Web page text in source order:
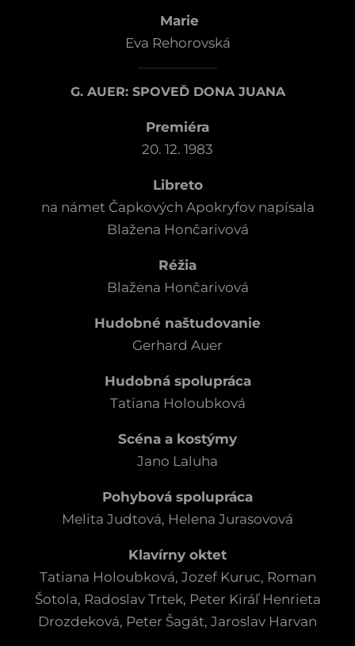
Marie
Eva Rehorovská
G. AUER: SPOVEĎ DONA JUANA
Premiéra
20. 12. 1983
Libreto
na námet Čapkových Apokryfov napísala
Blažena Hončarivová
Réžia
Blažena Hončarivová
Hudobné naštudovanie
Gerhard Auer
Hudobná spolupráca
Tatiana Holoubková
Scéna a kostýmy
Jano Laluha
Pohybová spolupráca
Melita Judtová, Helena Jurasovová
Klavírny oktet
Tatiana Holoubková, Jozef Kuruc, Roman
Šotola, Radoslav Trtek, Peter Kiráľ Henrieta
Drozdeková, Peter Šagát, Jaroslav Harvan